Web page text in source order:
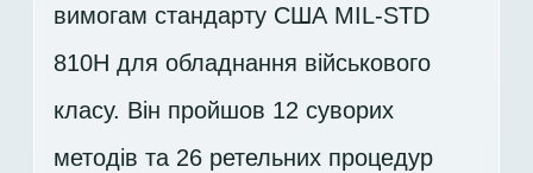
вимогам стандарту США MIL-STD
810H для обладнання військового
класу. Він пройшов 12 суворих
методів та 26 ретельних процедур